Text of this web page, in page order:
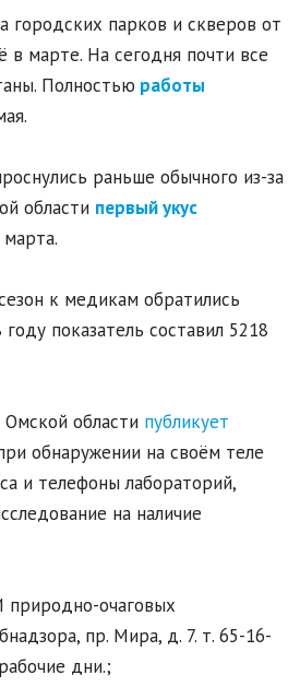
городских парков и скверов от
в марте. На сегодня почти все
Полностью работы
раньше обычного из-за
области первый укус
к медикам обратились
показатель составил 5218
области публикует
обнаружении на своём теле
и телефоны лабораторий,
на наличие
очаговых
пр. Мира, д. 7. т. 65-16-
дни.;